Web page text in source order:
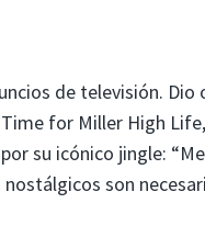
de televisión. Dio
for Miller High
su icónico jingle:
son